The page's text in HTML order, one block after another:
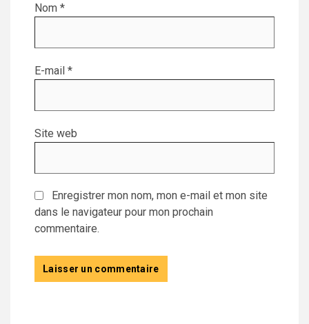
Nom *
E-mail *
Site web
Enregistrer mon nom, mon e-mail et mon site
dans le navigateur pour mon prochain
commentaire.